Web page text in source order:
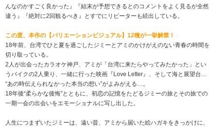
んなのかすごく良かった』『結末が予想できるとのコメントをよく見るが全然
違う』『絶対に2回観るべき』とすでにリピーターも続出している。
この度、本作の【バリエーションビジュアル】12種が一挙解禁！
18年前、台湾でひと夏を過ごしたジミーとアミのかけがえのない青春の時間を
切り取っている。
2人が出会ったカラオケ神戸、アミが「台湾に来たらやってみたかった」とい
うバイクの2人乗り、一緒に行った映画『Love Letter』、そして海と展望台…
“あの時伝えられなかった本当の想い”がよみがえる…。
18年後“柔らかな後悔”とともに、初恋の記憶をたどるジミーの旅とその旅での
一期一会の出会いをエモーショナルに写し出した。
人生につまずいたジミーは、遠い昔、アミから届いた絵ハガキをきっかけに、